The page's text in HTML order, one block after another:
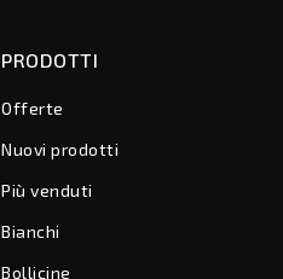
PRODOTTI
Offerte
Nuovi prodotti
Più venduti
Bianchi
Bollicine